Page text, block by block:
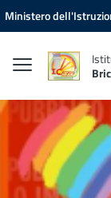
Vai ai contenuti
Vai al menu di
Vai al footer
Ministero